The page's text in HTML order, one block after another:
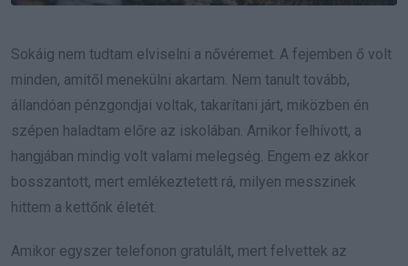
Sokáig nem tudtam elviselni a nővéremet. A fejemben ő volt
minden, amitől menekülni akartam. Nem tanult tovább,
állandóan pénzgondjai voltak, takarítani járt, miközben én
szépen haladtam előre az iskolában. Amikor felhívott, a
hangjában mindig volt valami melegség. Engem ez akkor
bosszantott, mert emlékeztetett rá, milyen messzinek
hittem a kettőnk életét.
Amikor egyszer telefonon gratulált, mert felvettek az